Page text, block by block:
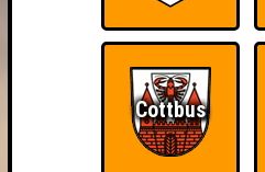
Cottbus